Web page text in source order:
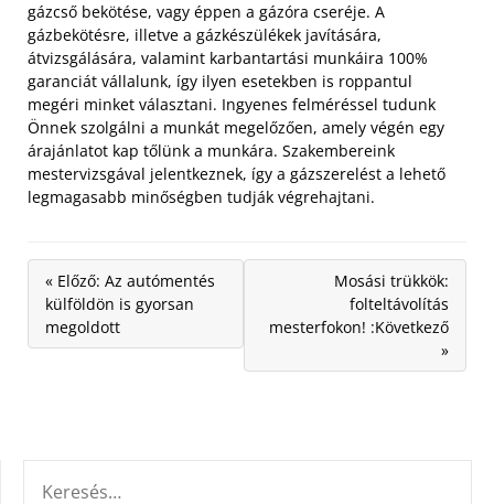
gázcső bekötése, vagy éppen a gázóra cseréje. A
gázbekötésre, illetve a gázkészülékek javítására,
átvizsgálására, valamint karbantartási munkáira 100%
garanciát vállalunk, így ilyen esetekben is roppantul
megéri minket választani. Ingyenes felméréssel tudunk
Önnek szolgálni a munkát megelőzően, amely végén egy
árajánlatot kap tőlünk a munkára. Szakembereink
mestervizsgával jelentkeznek, így a gázszerelést a lehető
legmagasabb minőségben tudják végrehajtani.
« Előző: Az autómentés
külföldön is gyorsan
megoldott
Mosási trükkök:
folteltávolítás
mesterfokon! :Következő
»